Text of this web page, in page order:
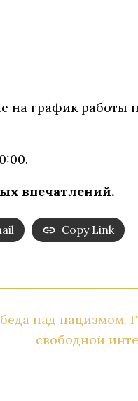
на график работы
впечатлений.
Copy Link
над нацизмом.
свободной